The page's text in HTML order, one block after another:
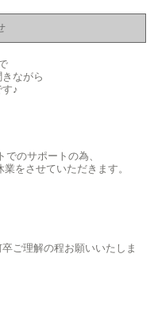
ながら
♪
のサポートの為、
をさせていただきます。
ご理解の程お願いいたしま